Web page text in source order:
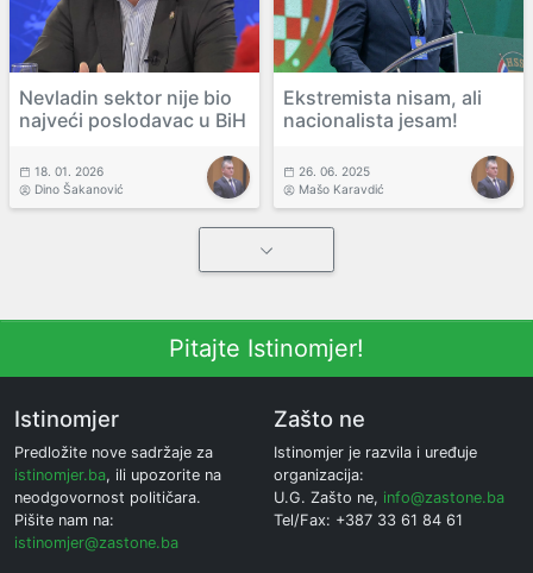
Nevladin sektor nije bio
najveći poslodavac u BiH
18. 01. 2026
Dino Šakanović
Ekstremista nisam, ali
nacionalista jesam!
26. 06. 2025
Mašo Karavdić
Pitajte Istinomjer!
Istinomjer
Predložite nove sadržaje za
istinomjer.ba, ili upozorite na
neodgovornost političara.
Pišite nam na:
istinomjer@zastone.ba
Zašto ne
Istinomjer je razvila i uređuje
organizacija:
U.G. Zašto ne, info@zastone.ba
Tel/Fax: +387 33 61 84 61